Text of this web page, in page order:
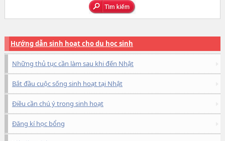
Hướng dẫn sinh hoạt cho du học sinh
Những thủ tục cần làm sau khi đến Nhật
Bắt đầu cuộc sống sinh hoạt tại Nhật
Điều cần chú ý trong sinh hoạt
Đăng kí học bổng